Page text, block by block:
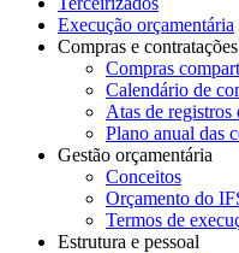
Execução orçamentária
Compras e contratações
Compras
Calendário de
Atas de registros
Plano anual das
Gestão orçamentária
Conceitos
Orçamento do
Termos de
Estrutura e pessoal